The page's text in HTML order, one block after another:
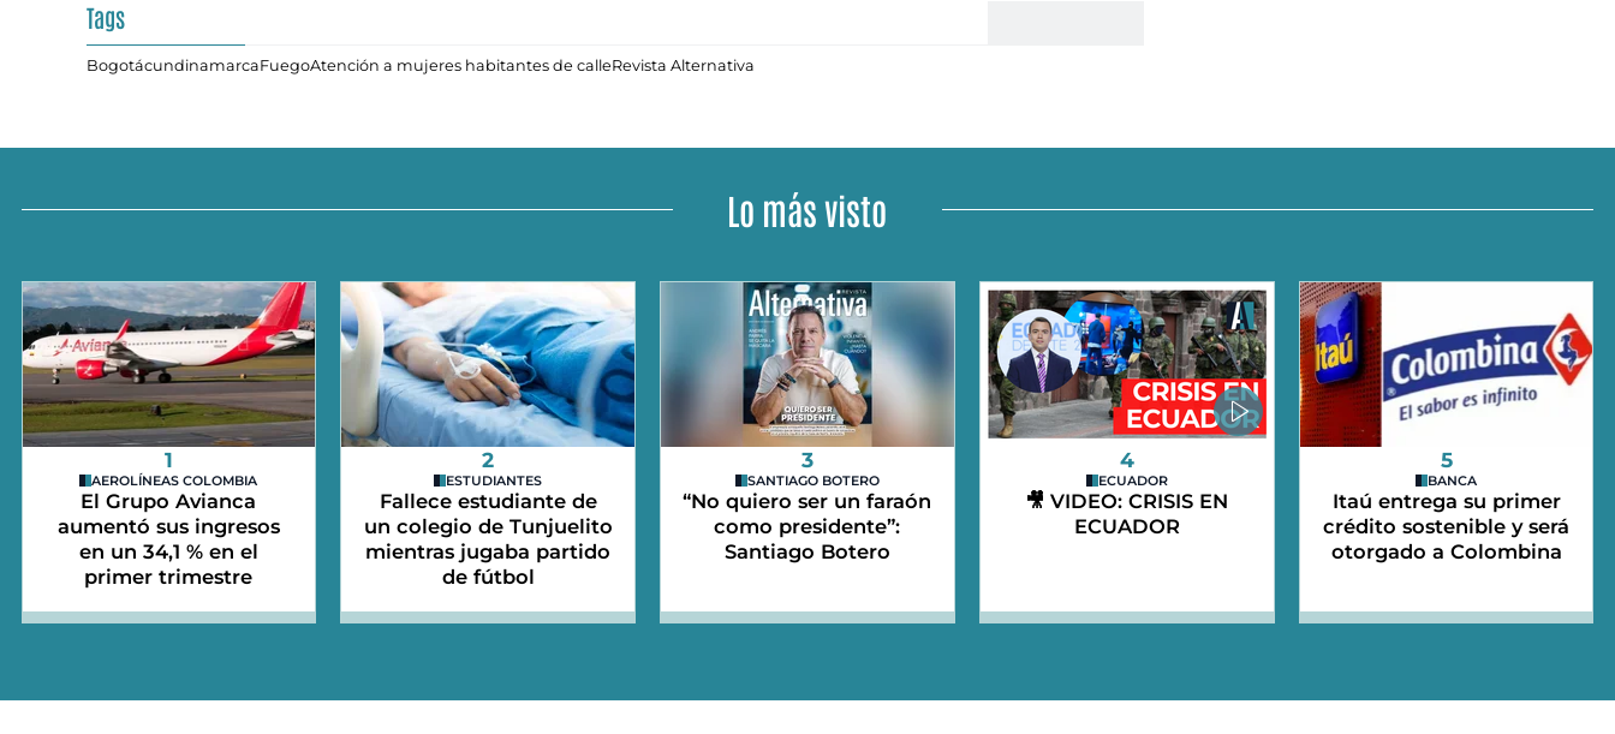
Tags
BogotácundinamarcaFuegoAtención a mujeres habitantes de calleRevista Alternativa
Lo más visto
1
AEROLÍNEAS COLOMBIA
El Grupo Avianca
aumentó sus ingresos
en un 34,1 % en el
primer trimestre
2
ESTUDIANTES
Fallece estudiante de
un colegio de Tunjuelito
mientras jugaba partido
de fútbol
3
SANTIAGO BOTERO
“No quiero ser un faraón
como presidente”:
Santiago Botero
4
ECUADOR
🎥 VIDEO: CRISIS EN
ECUADOR
5
BANCA
Itaú entrega su primer
crédito sostenible y será
otorgado a Colombina